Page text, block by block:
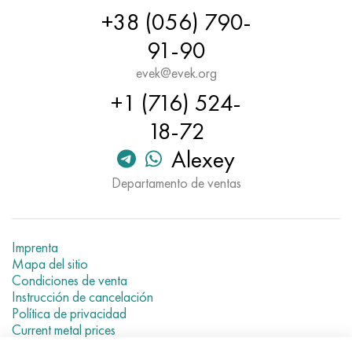
+38 (056) 790-
91-90
evek@evek.org
+1 (716) 524-
18-72
Alexey
Departamento de ventas
Imprenta
Mapa del sitio
Condiciones de venta
Instrucción de cancelación
Política de privacidad
Current metal prices
40XFA, 1.7223, AISI 4142
45HN2MFA, k2425, 45hnmf
A40G, 44smn28, 1.0762, 46s20